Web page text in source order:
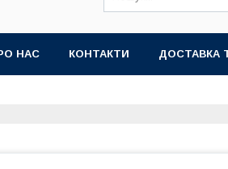
НАС КОНТАКТИ ДОСТАВКА